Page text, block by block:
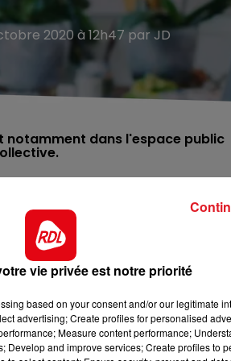
2020 à 12h47 par JD
notamment dans l'espace public
un plan local adapté au
accompagner ce plan, les
de pédagogie sur les mesures en
et du samedi à Dunkerque
dès lundi 5 octobre.
dunkerque.fr ou téléphoner au 03
vie privée est notre priorité
based on your consent and/or our legitimate
advertising; Create profiles for personalised
Measure content performance;
Develop and improve services; Create profiles to